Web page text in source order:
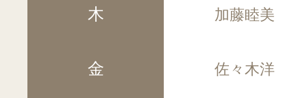
木 加藤睦美
金 佐々木洋